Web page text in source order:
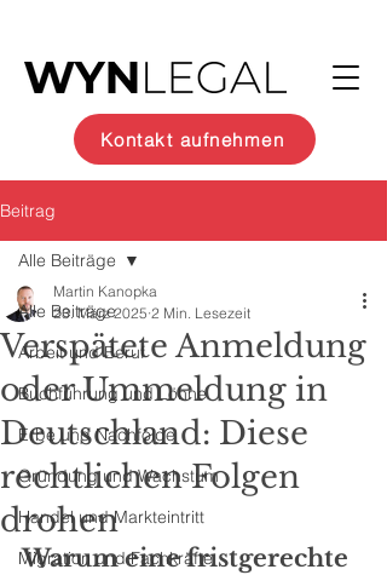
Kontakt aufnehmen
Beitrag
Alle Beiträge
Arbeit und Beruf
Buchführung und Löhne
Erbe und Nachfolge
Gründung und Wachstum
Handel und Markteintritt
Migration und Fachkräfte
Alle Beiträge
Verspätete Anmeldung
oder Ummeldung in
Deutschland: Diese
rechtlichen Folgen
drohen
Martin Kanopka
23. März 2025 2 Min. Lesezeit
Warum eine fristgerechte